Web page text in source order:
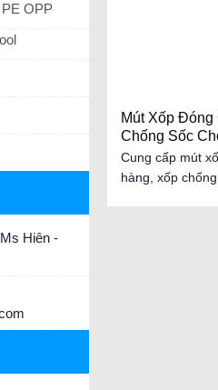
OPP
Hiên -
Mút Xốp Đóng
Chống Sốc
Cung cấp mút
hàng, xốp